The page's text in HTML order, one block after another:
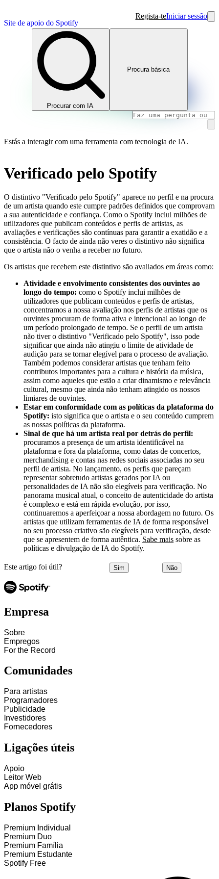
Site de apoio do Spotify
Regista-teIniciar sessão
Procurar com IA
Procura básica
Estás a interagir com uma ferramenta com tecnologia de IA.
Verificado pelo Spotify
O distintivo "Verificado pelo Spotify" aparece no perfil e na procura
de um artista quando este cumpre padrões definidos que comprovam
a sua autenticidade e confiança. Como o Spotify inclui milhões de
utilizadores que publicam conteúdos e perfis de artistas, as
avaliações e verificações são contínuas para garantir a exatidão e a
consistência. O facto de ainda não veres o distintivo não significa
que o artista não o venha a receber no futuro.
Os artistas que recebem este distintivo são avaliados em áreas como:
Atividade e envolvimento consistentes dos ouvintes ao
longo do tempo: como o Spotify inclui milhões de
utilizadores que publicam conteúdos e perfis de artistas,
concentramos a nossa avaliação nos perfis de artistas que os
ouvintes procuram de forma ativa e intencional ao longo de
um período prolongado de tempo. Se o perfil de um artista
não tiver o distintivo "Verificado pelo Spotify", isso pode
significar que ainda não atingiu o limite de atividade de
audição para se tornar elegível para o processo de avaliação.
Também podemos considerar artistas que tenham feito
contributos importantes para a cultura e história da música,
assim como aqueles que estão a criar dinamismo e relevância
cultural, mesmo que ainda não tenham atingido os nossos
limiares de ouvintes.
Estar em conformidade com as políticas da plataforma do
Spotify: isto significa que o artista e o seu conteúdo cumprem
as nossas políticas da plataforma.
Sinal de que há um artista real por detrás do perfil:
procuramos a presença de um artista identificável na
plataforma e fora da plataforma, como datas de concertos,
merchandising e contas nas redes sociais associadas no seu
perfil de artista. No lançamento, os perfis que pareçam
representar sobretudo artistas gerados por IA ou
personalidades de IA não são elegíveis para verificação. No
panorama musical atual, o conceito de autenticidade do artista
é complexo e está em rápida evolução, por isso,
continuaremos a aperfeiçoar a nossa abordagem no futuro. Os
artistas que utilizam ferramentas de IA de forma responsável
no seu processo criativo são elegíveis para verificação, desde
que se apresentem de forma autêntica. Sabe mais sobre as
políticas e divulgação de IA do Spotify.
Este artigo foi útil? Sim Não
Empresa
Sobre
Empregos
For the Record
Comunidades
Para artistas
Programadores
Publicidade
Investidores
Fornecedores
Ligações úteis
Apoio
Leitor Web
App móvel grátis
Planos Spotify
Premium Individual
Premium Duo
Premium Família
Premium Estudante
Spotify Free